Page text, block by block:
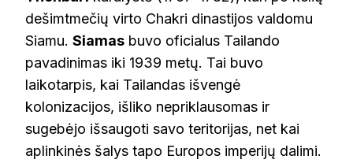
dešimtmečių virto Chakri dinastijos valdomu
Siamu. Siamas buvo oficialus Tailando
pavadinimas iki 1939 metų. Tai buvo
laikotarpis, kai Tailandas išvengė
kolonizacijos, išliko nepriklausomas ir
sugebėjo išsaugoti savo teritorijas, net kai
aplinkinės šalys tapo Europos imperijų dalimi.